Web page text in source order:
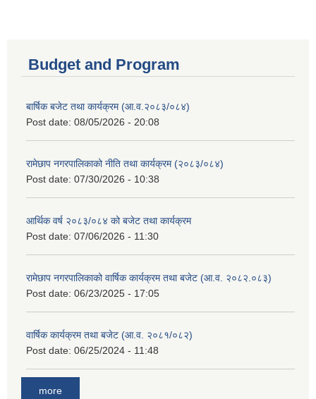
Budget and Program
बार्षिक बजेट तथा कार्यक्रम (आ.व.२०८३/०८४)
Post date: 08/05/2026 - 20:08
रामेछाप नगरपालिकाको नीति तथा कार्यक्रम (२०८३/०८४)
Post date: 07/30/2026 - 10:38
आर्थिक वर्ष २०८३/०८४ को बजेट तथा कार्यक्रम
Post date: 07/06/2026 - 11:30
रामेछाप नगरपालिकाको वार्षिक कार्यक्रम तथा बजेट (आ.व. २०८२.०८३)
Post date: 06/23/2025 - 17:05
वार्षिक कार्यक्रम तथा बजेट (आ.व. २०८१/०८२)
Post date: 06/25/2024 - 11:48
more